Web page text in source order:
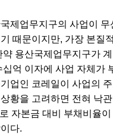
제업무지구의 사업이
때문이지만, 가장 본질
약 용산국제업무지구가
십억 이자에 사업 자체가
업인 코레일이 사업의
황을 고려하면 전혀 낙
자본금 대비 부채비율
이다.